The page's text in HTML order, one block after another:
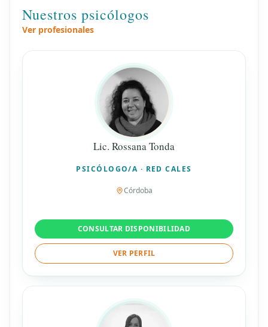
Nuestros psicólogos
Ver profesionales
Lic. Rossana Tonda
PSICÓLOGO/A · RED CALES
Córdoba
CONSULTAR DISPONIBILIDAD
VER PERFIL